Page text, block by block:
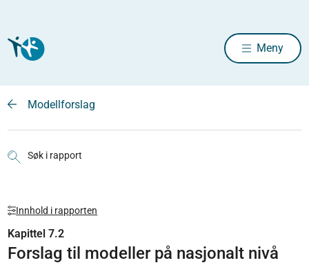
Meny
Modellforslag
Søk i rapport
Innhold i rapporten
Kapittel 7.2
Forslag til modeller på nasjonalt nivå